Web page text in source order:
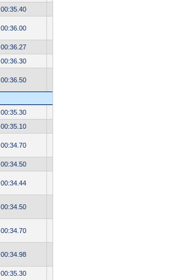
00:35.40
00:36.00
00:36.27
00:36.30
00:36.50
00:35.30
00:35.10
00:34.70
00:34.50
00:34.44
00:34.50
00:34.70
00:34.98
00:35.30